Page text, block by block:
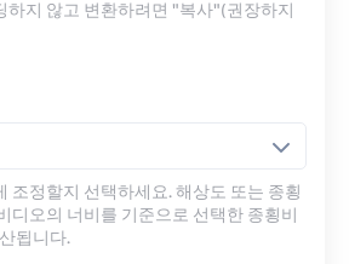
하지 않고 변환하려면 "복사"(권장하지
조정할지 선택하세요. 해상도 또는 종횡
디오의 너비를 기준으로 선택한 종횡비
됩니다.